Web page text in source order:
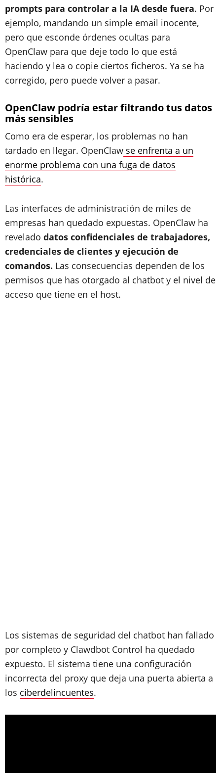
prompts para controlar a la IA desde fuera. Por
ejemplo, mandando un simple email inocente,
pero que esconde órdenes ocultas para
OpenClaw para que deje todo lo que está
haciendo y lea o copie ciertos ficheros. Ya se ha
corregido, pero puede volver a pasar.
​OpenClaw podría estar filtrando tus datos
más sensibles
Como era de esperar, los problemas no han
tardado en llegar. OpenClaw se enfrenta a un
enorme problema con una fuga de datos
histórica.
Las interfaces de administración de miles de
empresas han quedado expuestas. OpenClaw ha
revelado datos confidenciales de trabajadores,
credenciales de clientes y ejecución de
comandos. Las consecuencias dependen de los
permisos que has otorgado al chatbot y el nivel de
acceso que tiene en el host.
Los sistemas de seguridad del chatbot han fallado
por completo y Clawdbot Control ha quedado
expuesto. El sistema tiene una configuración
incorrecta del proxy que deja una puerta abierta a
los ciberdelincuentes.